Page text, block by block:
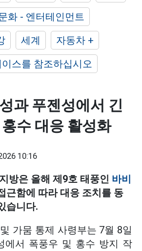
화 - 엔터테인먼트
세계
자동차 +
스를 참조하십시오
과 푸젠성에서 긴
수 대응 활성화
10:16
방은 올해 제9호 태풍인 바비
근함에 따라 대응 조치를 동
습니다.
가뭄 통제 사령부는 7월 8일
에서 폭풍우 및 홍수 방지 작